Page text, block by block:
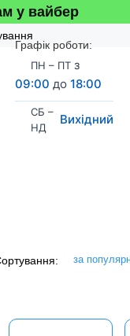
у вайбер
Графік роботи:
ПН – ПТ з
09:00 до18:00
СБ –
НД
Вихідний
за